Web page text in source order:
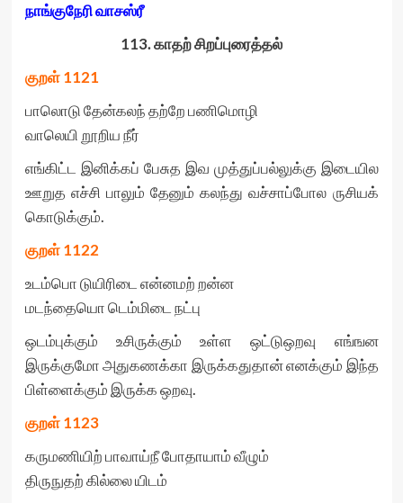
நாங்குநேரி வாசஸ்ரீ
113. காதற் சிறப்புரைத்தல்
குறள்1121
பாலொடு தேன்கலந் தற்றே பணிமொழி
வாலெயி றூறிய நீர்
எங்கிட்ட இனிக்கப் பேசுத இவ முத்துப்பல்லுக்கு இடையில
ஊறுத எச்சி பாலும் தேனும் கலந்து வச்சாப்போல ருசியக்
கொடுக்கும்.
குறள்1122
உடம்பொ டுயிரிடை என்னமற் றன்ன
மடந்தையொ டெம்மிடை நட்பு
ஒடம்புக்கும் உசிருக்கும் உள்ள ஒட்டுஒறவு எங்ஙன
இருக்குமோ அதுகணக்கா இருக்கதுதான் எனக்கும் இந்த
பிள்ளைக்கும் இருக்க ஒறவு.
குறள்1123
கருமணியிற் பாவாய்நீ போதாயாம் வீழும்
திருநுதற் கில்லை யிடம்